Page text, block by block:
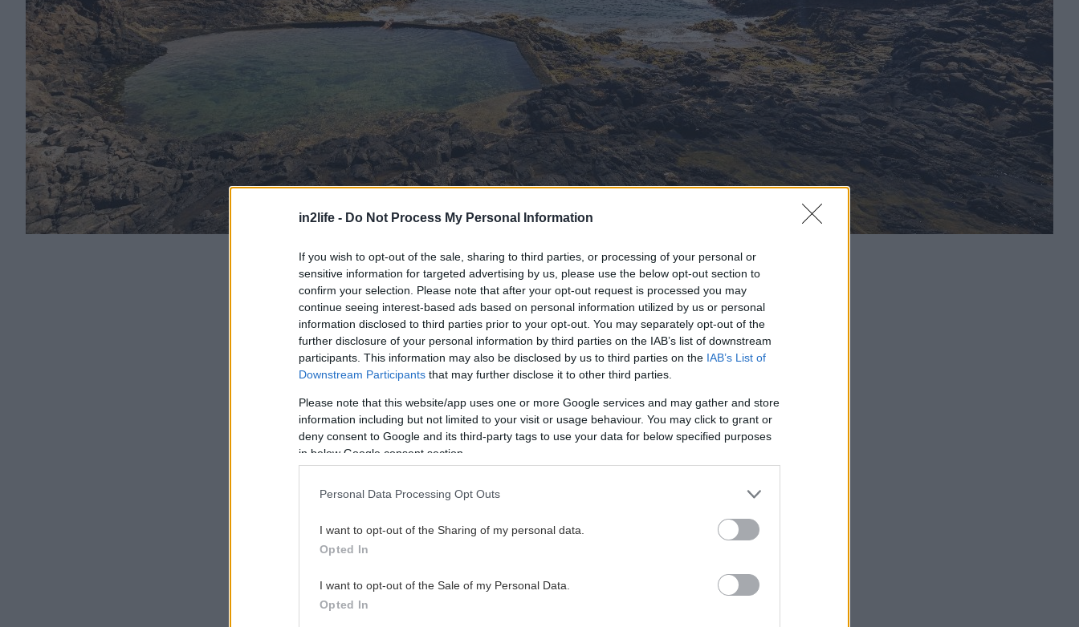
in2life - Do Not Process My Personal Information
If you wish to opt-out of the sale, sharing to third parties, or processing of your personal or
sensitive information for targeted advertising by us, please use the below opt-out section to
confirm your selection. Please note that after your opt-out request is processed you may
continue seeing interest-based ads based on personal information utilized by us or personal
information disclosed to third parties prior to your opt-out. You may separately opt-out of the
further disclosure of your personal information by third parties on the IAB’s list of downstream
participants. This information may also be disclosed by us to third parties on the IAB’s List of
Downstream Participants that may further disclose it to other third parties.
Please note that this website/app uses one or more Google services and may gather and store
information including but not limited to your visit or usage behaviour. You may click to grant or
deny consent to Google and its third-party tags to use your data for below specified purposes
in below Google consent section.
Personal Data Processing Opt Outs
I want to opt-out of the Sharing of my personal data.
Opted In
I want to opt-out of the Sale of my Personal Data.
Opted In